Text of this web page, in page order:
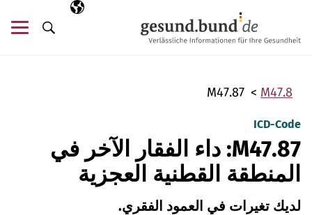
اللغة المختارة
AR
البحث
M47.8
M47.87
ICD-Code
M47.87: داء الفقار الآخر في
المنطقة القطنية العجزية
لديك تغيرات في العمود الفقري.